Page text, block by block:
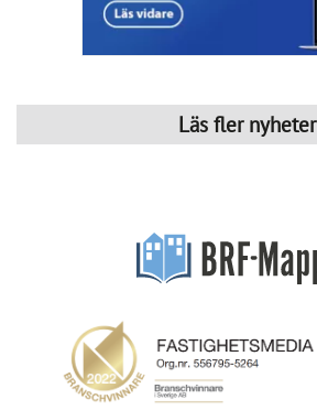
Läs fler nyheter